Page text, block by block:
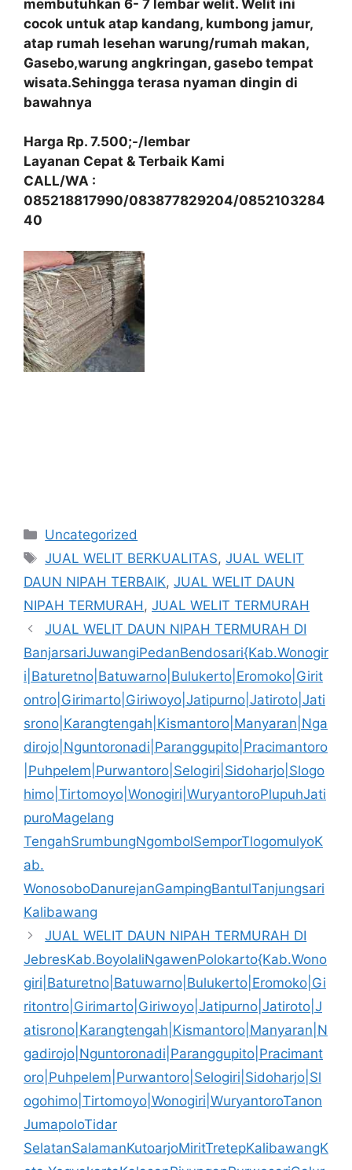
membutuhkan 6- 7 lembar welit. Welit ini
cocok untuk atap kandang, kumbong jamur,
atap rumah lesehan warung/rumah makan,
Gasebo,warung angkringan, gasebo tempat
wisata.Sehingga terasa nyaman dingin di
bawahnya
Harga Rp. 7.500;-/lembar
Layanan Cepat & Terbaik Kami
CALL/WA :
085218817990/083877829204/0852103284
40
Kategori
Uncategorized
Tag
JUAL WELIT BERKUALITAS,JUAL WELIT
DAUN NIPAH TERBAIK, JUAL WELIT DAUN
NIPAH TERMURAH, JUAL WELIT TERMURAH
JUAL WELIT DAUN NIPAH TERMURAH DI
BanjarsariJuwangiPedanBendosari{Kab.Wonogir
i|Baturetno|Batuwarno|Bulukerto|Eromoko|Girit
ontro|Girimarto|Giriwoyo|Jatipurno|Jatiroto|Jati
srono|Karangtengah|Kismantoro|Manyaran|Nga
dirojo|Nguntoronadi|Paranggupito|Pracimantoro
|Puhpelem|Purwantoro|Selogiri|Sidoharjo|Slogo
himo|Tirtomoyo|Wonogiri|WuryantoroPlupuhJati
puroMagelang
TengahSrumbungNgombolSemporTlogomulyoK
ab.
WonosoboDanurejanGampingBantulTanjungsari
Kalibawang
JUAL WELIT DAUN NIPAH TERMURAH DI
JebresKab.BoyolaliNgawenPolokarto{Kab.Wono
giri|Baturetno|Batuwarno|Bulukerto|Eromoko|Gi
ritontro|Girimarto|Giriwoyo|Jatipurno|Jatiroto|J
atisrono|Karangtengah|Kismantoro|Manyaran|N
gadirojo|Nguntoronadi|Paranggupito|Pracimant
oro|Puhpelem|Purwantoro|Selogiri|Sidoharjo|Sl
ogohimo|Tirtomoyo|Wonogiri|WuryantoroTanon
JumapoloTidar
SelatanSalamanKutoarjoMiritTretepKalibawangK